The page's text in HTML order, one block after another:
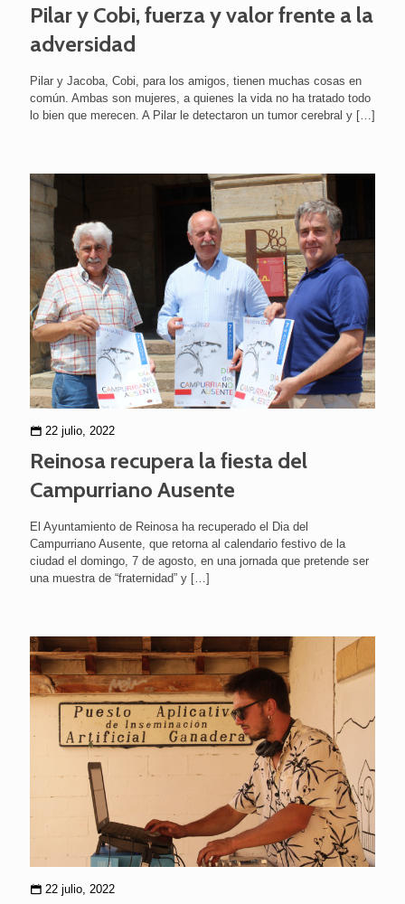
Pilar y Cobi, fuerza y valor frente a la
adversidad
Pilar y Jacoba, Cobi, para los amigos, tienen muchas cosas en
común. Ambas son mujeres, a quienes la vida no ha tratado todo
lo bien que merecen. A Pilar le detectaron un tumor cerebral y […]
22 julio, 2022
Reinosa recupera la fiesta del
Campurriano Ausente
El Ayuntamiento de Reinosa ha recuperado el Dia del
Campurriano Ausente, que retorna al calendario festivo de la
ciudad el domingo, 7 de agosto, en una jornada que pretende ser
una muestra de “fraternidad” y […]
22 julio, 2022